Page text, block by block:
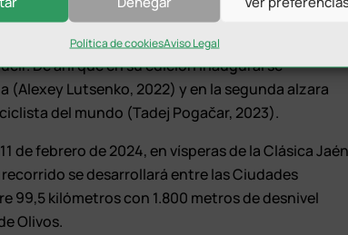
Política de cookiesAviso Legal
desarrollo espectacular que propicia que los
De ahí que en su edición inaugural se
(Alexey Lutsenko, 2022) y en la segunda alzara
del mundo (Tadej Pogačar, 2023).
de febrero de 2024, en vísperas de la Clásica
se desarrollará entre las Ciudades
99,5 kilómetros con 1.800 metros de desnivel
Olivos.